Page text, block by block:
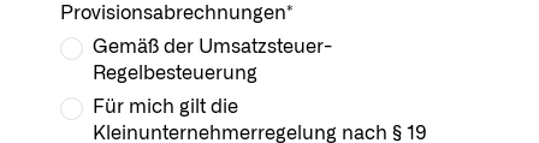
Provisionsabrechnungen*
Gemäß der Umsatzsteuer-
Regelbesteuerung
Für mich gilt die
Kleinunternehmerregelung nach § 19